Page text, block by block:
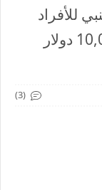
للأفراد
والخطوات رابط حجز الدولار 10,000 دولار
(3)